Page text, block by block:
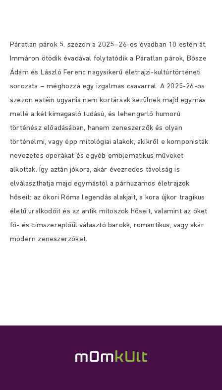
Páratlan párok 5. szezon a 2025–26-os évadban 10 estén át.
Immáron ötödik évadával folytatódik a Páratlan párok, Bősze
Ádám és László Ferenc nagysikerű életrajzi-kultúrtörténeti
sorozata – méghozzá egy izgalmas csavarral. A 2025-26-os
szezon estéin ugyanis nem kortársak kerülnek majd egymás
mellé a két kimagasló tudású, és lehengerlő humorú
történész előadásában, hanem zeneszerzők és olyan
történelmi, vagy épp mitológiai alakok, akikről e komponisták
nevezetes operákat és egyéb emblematikus műveket
alkottak. Így aztán jókora, akár évezredes távolság is
elválaszthatja majd egymástól a párhuzamos életrajzok
hőseit: az ókori Róma legendás alakjait, a kora újkor tragikus
életű uralkodóit és az antik mítoszok hőseit, valamint az őket
fő- és címszereplőül választó barokk, romantikus, vagy akár
modern zeneszerzőket.